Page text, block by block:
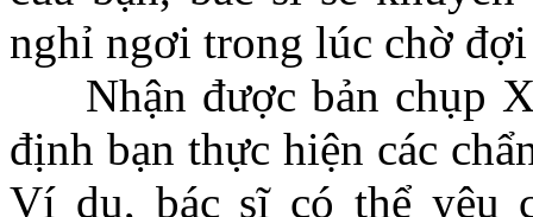
nghỉ ngơi trong lúc chờ
Nhận được bản chụp
định bạn thực hiện các
Ví dụ, bác sĩ có thể yêu